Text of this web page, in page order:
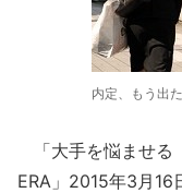
内定、もう出
「大手を悩ませる
ERA」2015年3月16